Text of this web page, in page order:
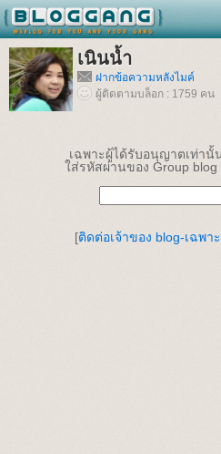
เนินน้ำ
ฝากข้อความหลังไมค์
ผู้ติดตามบล็อก : 1759 คน
เฉพาะผู้ได้รับอนุญาตเท่านั้
ใส่รหัสผ่านของ Group
[ติดต่อเจ้าของ blog-เฉพา